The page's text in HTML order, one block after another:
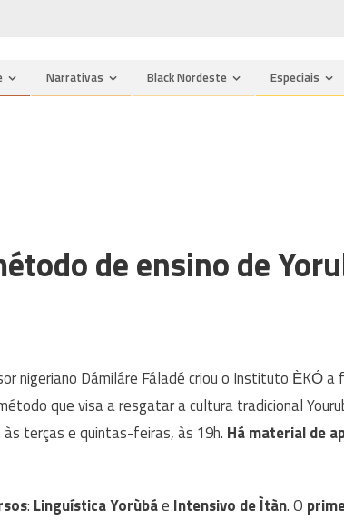
Narrativas Black Nordeste Especiais
de ensino de
nigeriano Dámiláre Fáladé criou o Instituto Ẹ̀KỌ́ a
que visa a resgatar a cultura tradicional
às terças e quintas-feiras, às 19h. Há material de
: Linguística Yorùbáe Intensivo de Ìtàn. O